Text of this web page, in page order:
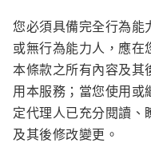
您必須具備完全行為能
或無行為能力人，應在
本條款之所有內容及其
用本服務；當您使用或
定代理人已充分閱讀、
及其後修改變更。